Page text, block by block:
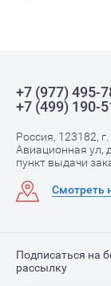
+7 (977) 495-
+7 (499) 190-
Россия, 123182,
Авиационная ул,
пункт выдачи
Смотреть
Подписаться на
рассылку